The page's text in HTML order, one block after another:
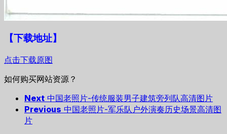
【下载地址】
点击下载原图
如何购买网站资源？
Next 中国老照片-传统服装男子建筑旁列队高清图片
Previous 中国老照片-军乐队户外演奏历史场景高清图
片